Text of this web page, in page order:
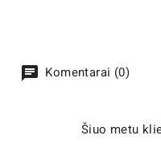
Komentarai (0)
Šiuo metu